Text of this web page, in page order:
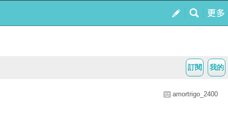
我的
訂閱
amortrigo_2400